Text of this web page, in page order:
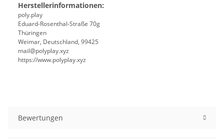
Herstellerinformationen:
poly.play
Eduard-Rosenthal-Straße 70g
Thüringen
Weimar, Deutschland, 99425
mail@polyplay.xyz
https://www.polyplay.xyz
Bewertungen